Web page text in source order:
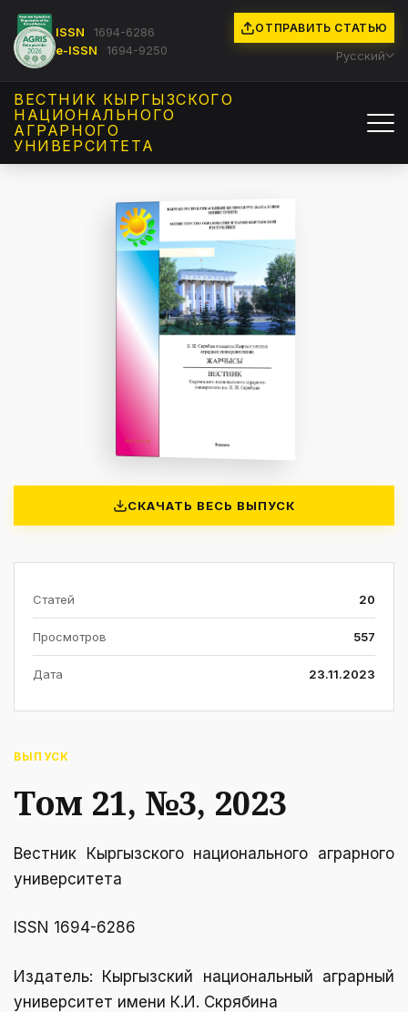
ISSN
1694-6286
e-ISSN
1694-9250
ОТПРАВИТЬ СТАТЬЮ
Русский
ВЕСТНИК КЫРГЫЗCКОГО
НАЦИОНАЛЬНОГО
АГРАРНОГО
УНИВЕРСИТЕТА
СКАЧАТЬ ВЕСЬ ВЫПУСК
Статей 20
Просмотров 557
Дата 23.11.2023
ВЫПУСК
Том 21, №3, 2023
Вестник Кыргызcкого национального аграрного
университета
ISSN 1694-6286
Издатель: Кыргызский национальный аграрный
университет имени К.И. Скрябинa